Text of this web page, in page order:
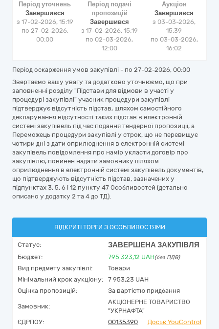
Період уточнень
Завершився
з 17-02-2026, 15:19
по 27-02-2026,
00:00
Період подачі
пропозицій
Завершився
з 17-02-2026, 15:19
по 02-03-2026,
12:00
Аукціон
Завершився
з 03-03-2026,
15:39
по 03-03-2026,
16:02
Період оскарження умов закупівлі - по 27-02-2026, 00:00
Звертаємо вашу увагу та додатково уточнюємо, що при
заповненні розділу "Підстави для відмови в участі у
процедурі закупівлі" учасник процедури закупівлі
підтверджує відсутність підстав, шляхом самостійного
декларування відсутності таких підстав в електронній
системі закупівель під час подання тендерної пропозиції, а
Переможець процедури закупівлі у строк, що не перевищує
чотири дні з дати оприлюднення в електронній системі
закупівель повідомлення про намір укласти договір про
закупівлю, повинен надати замовнику шляхом
оприлюднення в електронній системі закупівель документів,
що підтверджують відсутність підстав, зазначених у
підпунктах 3, 5, 6 і 12 пункту 47 Особливостей (детально
описано у додатку 2 та 4 до ТД).
ВІДКРИТІ ТОРГИ З ОСОБЛИВОСТЯМИ
Статус: ЗАВЕРШЕНА ЗАКУПІВЛЯ
Бюджет: 795 323,12 UAH(без ПДВ)
Вид предмету закупівлі:
Товари
Мінімальний крок аукціону:
7 953,23 UAH
Оцінка пропозицій:
За вартістю придбання
Замовник:
АКЦІОНЕРНЕ ТОВАРИСТВО
"УКPНAФТА"
ЄДРПОУ:
00135390
Досьє YouControl